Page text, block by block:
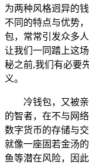
为两种风格迥异的
不同的特点与优势
包，常常引发众多
让我们一同踏上这
秘之前,我们有必要
义。
冷钱包，又被
的智者，在不与网
数字货币的存储与
就像一座固若金汤
鱼等潜在风险，因